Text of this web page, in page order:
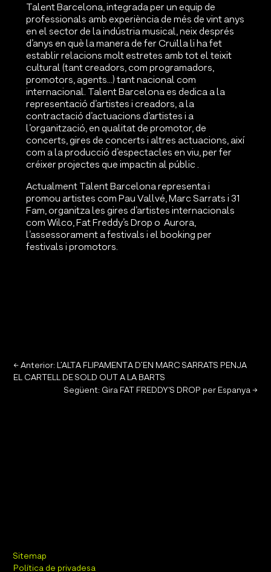
Talent Barcelona, integrada per un equip de
professionals amb experiència de més de vint anys
en el sector de la indústria musical, neix després
d’anys en què la manera de fer Cruïlla li ha fet
establir relacions molt estretes amb tot el teixit
cultural (tant creadors, com programadors,
promotors, agents…) tant nacional com
internacional. Talent Barcelona es dedica a la
representació d’artistes i creadors, a la
contractació d’actuacions d’artistes i a
l’organització, en qualitat de promotor, de
concerts, gires de concerts i altres actuacions, així
com a la producció d’espectacles en viu, per fer
créixer projectes que impactin al públic .
Actualment Talent Barcelona representa i
promou artistes com Pau Vallvé, Marc Sarrats i 31
Fam, organitza les gires d’artistes internacionals
com Wilco, Fat Freddy’s Drop o Aurora,
l’assessorament a festivals i el booking per
festivals i promotors.
←Anterior: L’ALTA FLIPAMENTA D’EN MARC SARRATS PENJA
EL CARTELL DE SOLD OUT A LA BARTS
Següent: Gira FAT FREDDY'S DROP per Espanya→
Sitemap
Política de privadesa